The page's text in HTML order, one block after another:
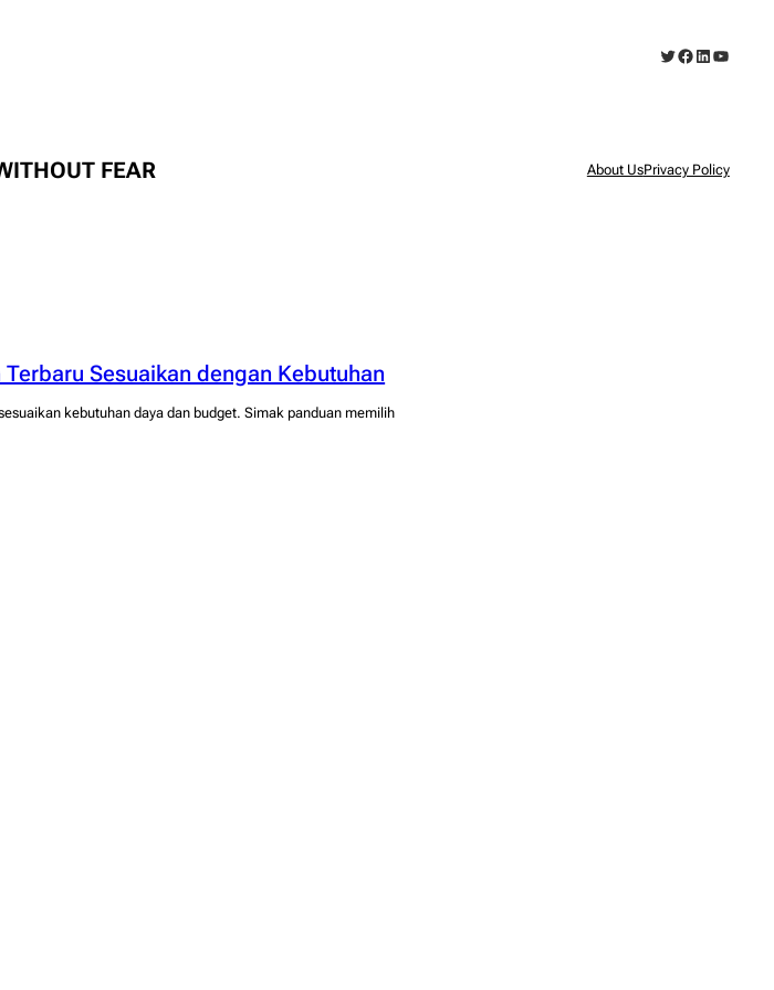
Twitter
Facebook
LinkedIn
FEAR About UsPrivacy Policy
Sesuaikan dengan Kebutuhan
kebutuhan daya dan budget. Simak panduan memilih